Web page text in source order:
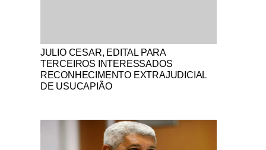
Notícias Católicas
JULIO CESAR, EDITAL PARA
TERCEIROS INTERESSADOS
RECONHECIMENTO EXTRAJUDICIAL
DE USUCAPIÃO